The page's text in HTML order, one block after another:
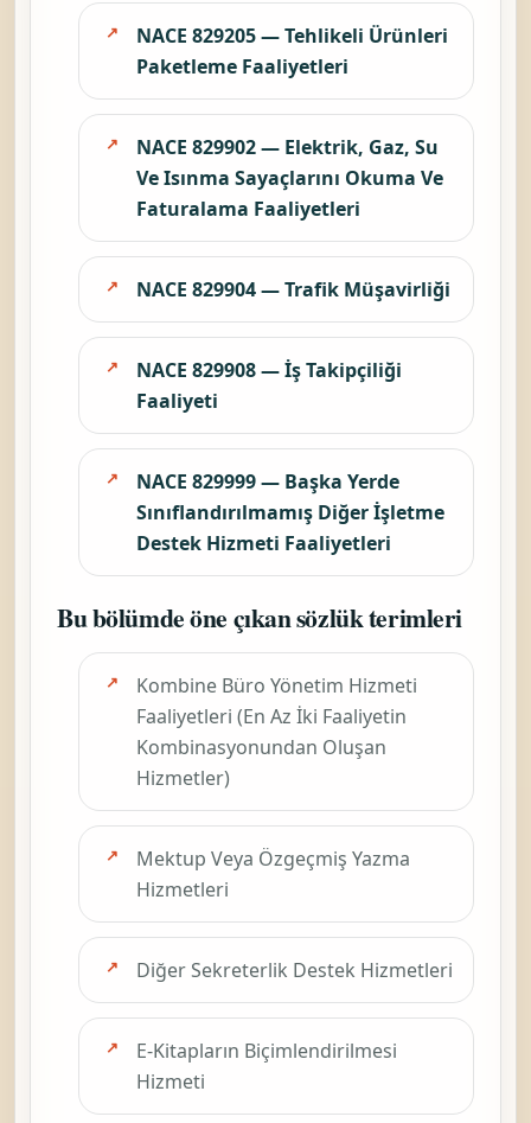
NACE 829205 — Tehlikeli Ürünleri
Paketleme Faaliyetleri
NACE 829902 — Elektrik, Gaz, Su
Ve Isınma Sayaçlarını Okuma Ve
Faturalama Faaliyetleri
NACE 829904 — Trafik Müşavirliği
NACE 829908 — İş Takipçiliği
Faaliyeti
NACE 829999 — Başka Yerde
Sınıflandırılmamış Diğer İşletme
Destek Hizmeti Faaliyetleri
Bu bölümde öne çıkan sözlük terimleri
Kombine Büro Yönetim Hizmeti
Faaliyetleri (En Az İki Faaliyetin
Kombinasyonundan Oluşan
Hizmetler)
Mektup Veya Özgeçmiş Yazma
Hizmetleri
Diğer Sekreterlik Destek Hizmetleri
E-Kitapların Biçimlendirilmesi
Hizmeti